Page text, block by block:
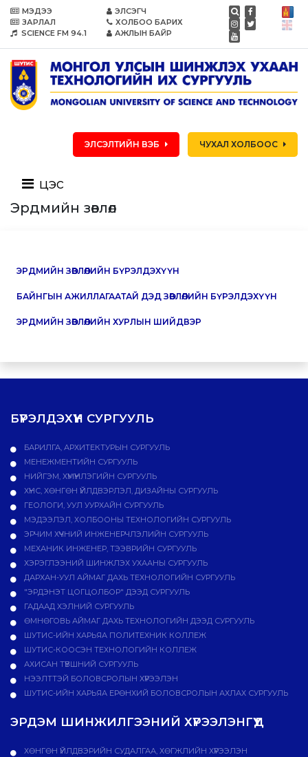
МЭДЭЭ
ЗАРЛАЛ
SCIENCE FM 94.1
ЭЛСЭГЧ
ХОЛБОО БАРИХ
АЖЛЫН БАЙР
ЭЛСЭЛТИЙН ВЭБ ЧУХАЛ ХОЛБООС
цэс
Эрдмийн зөвлөл
ЭРДМИЙН ЗӨВЛӨЛИЙН БҮРЭЛДЭХҮҮН
БАЙНГЫН АЖИЛЛАГААТАЙ ДЭД ЗӨВЛӨЛИЙН БҮРЭЛДЭХҮҮН
ЭРДМИЙН ЗӨВЛӨЛИЙН ХУРЛЫН ШИЙДВЭР
БҮРЭЛДЭХҮҮН СУРГУУЛЬ
БАРИЛГА, АРХИТЕКТУРЫН СУРГУУЛЬ
МЕНЕЖМЕНТИЙН СУРГУУЛЬ
НИЙГЭМ, ХҮМҮҮНЛЭГИЙН СУРГУУЛЬ
ХҮНС, ХӨНГӨН ҮЙЛДВЭРЛЭЛ, ДИЗАЙНЫ СУРГУУЛЬ
ГЕОЛОГИ, УУЛ УУРХАЙН СУРГУУЛЬ
МЭДЭЭЛЭЛ, ХОЛБООНЫ ТЕХНОЛОГИЙН СУРГУУЛЬ
ЭРЧИМ ХҮЧНИЙ ИНЖЕНЕРЧЛЭЛИЙН СУРГУУЛЬ
МЕХАНИК ИНЖЕНЕР, ТЭЭВРИЙН СУРГУУЛЬ
ХЭРЭГЛЭЭНИЙ ШИНЖЛЭХ УХААНЫ СУРГУУЛЬ
ДАРХАН-УУЛ АЙМАГ ДАХЬ ТЕХНОЛОГИЙН СУРГУУЛЬ
"ЭРДЭНЭТ ЦОГЦОЛБОР" ДЭЭД СУРГУУЛЬ
ГАДААД ХЭЛНИЙ СУРГУУЛЬ
ӨМНӨГОВЬ АЙМАГ ДАХЬ ТЕХНОЛОГИЙН ДЭЭД СУРГУУЛЬ
ШУТИС-ИЙН ХАРЬЯА ПОЛИТЕХНИК КОЛЛЕЖ
ШУТИС-КООСЭН ТЕХНОЛОГИЙН КОЛЛЕЖ
АХИСАН ТҮВШНИЙ СУРГУУЛЬ
НЭЭЛТТЭЙ БОЛОВСРОЛЫН ХҮРЭЭЛЭН
ШУТИС-ИЙН ХАРЬЯА ЕРӨНХИЙ БОЛОВСРОЛЫН АХЛАХ СУРГУУЛЬ
ЭРДЭМ ШИНЖИЛГЭЭНИЙ ХҮРЭЭЛЭНГҮҮД
ХӨНГӨН ҮЙЛДВЭРИЙН СУДАЛГАА, ХӨГЖЛИЙН ХҮРЭЭЛЭН